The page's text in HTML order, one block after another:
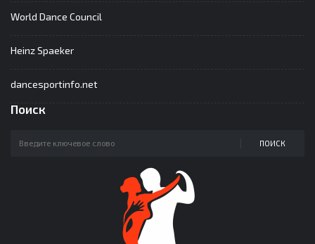
World Dance Council
Heinz Spaeker
dancesportinfo.net
Поиск
ПОИСК